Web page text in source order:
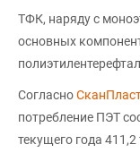
ТФК, наряду с
основных
Согласно
потребление ПЭТ
текущего года